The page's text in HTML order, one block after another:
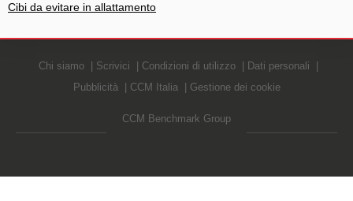
Cibi da evitare in allattamento
Chi siamo Scrivici Condizioni di utilizzo
Dati personali
Pubblicità
CCM Italia Gestione dei cookie
CCM Benchmark Group